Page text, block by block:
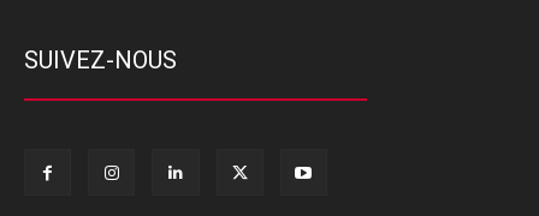
SUIVEZ-NOUS